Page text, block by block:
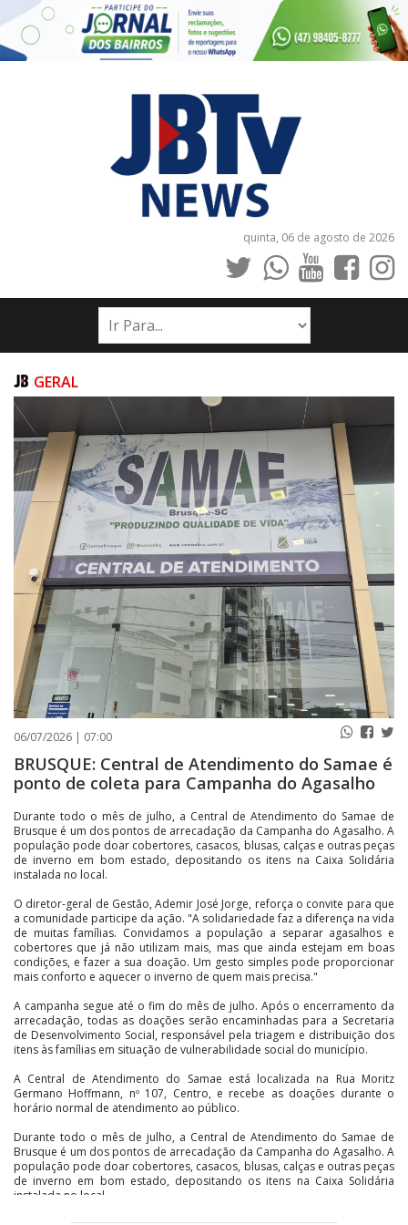
quinta, 06 de agosto de 2026
INÍCIO
NOTÍCIAS
PUBLICAÇÕES LEGAIS
CONTATO
GERAL
06/07/2026 | 07:00
BRUSQUE: Central de Atendimento do Samae é
ponto de coleta para Campanha do Agasalho
Durante todo o mês de julho, a Central de Atendimento do Samae de
Brusque é um dos pontos de arrecadação da Campanha do Agasalho. A
população pode doar cobertores, casacos, blusas, calças e outras peças
de inverno em bom estado, depositando os itens na Caixa Solidária
instalada no local.
O diretor-geral de Gestão, Ademir José Jorge, reforça o convite para que
a comunidade participe da ação. "A solidariedade faz a diferença na vida
de muitas famílias. Convidamos a população a separar agasalhos e
cobertores que já não utilizam mais, mas que ainda estejam em boas
condições, e fazer a sua doação. Um gesto simples pode proporcionar
mais conforto e aquecer o inverno de quem mais precisa."
A campanha segue até o fim do mês de julho. Após o encerramento da
arrecadação, todas as doações serão encaminhadas para a Secretaria
de Desenvolvimento Social, responsável pela triagem e distribuição dos
itens às famílias em situação de vulnerabilidade social do município.
A Central de Atendimento do Samae está localizada na Rua Moritz
Germano Hoffmann, nº 107, Centro, e recebe as doações durante o
horário normal de atendimento ao público.
Durante todo o mês de julho, a Central de Atendimento do Samae de
Brusque é um dos pontos de arrecadação da Campanha do Agasalho. A
população pode doar cobertores, casacos, blusas, calças e outras peças
de inverno em bom estado, depositando os itens na Caixa Solidária
instalada no local.